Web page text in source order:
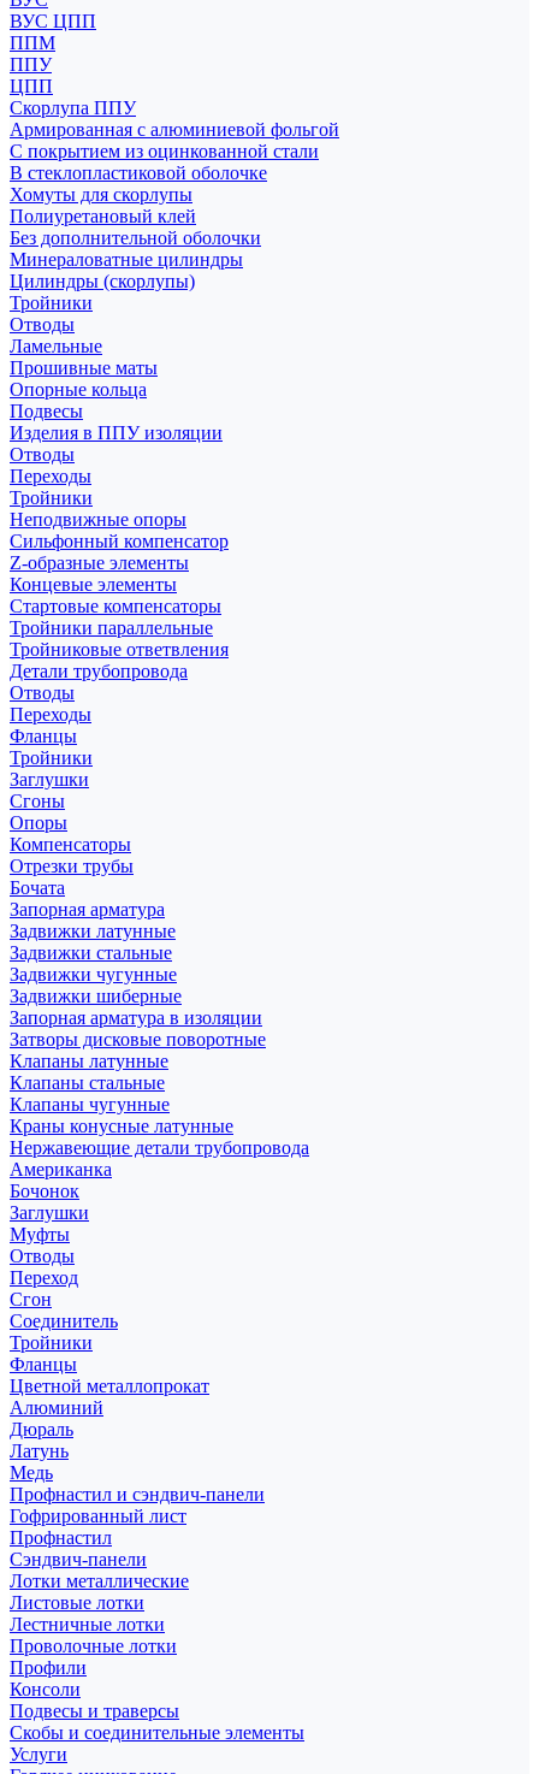
ВУС ЦПП
ППМ
ППУ
ЦПП
Скорлупа ППУ
Армированная с алюминиевой фольгой
С покрытием из оцинкованной стали
В стеклопластиковой оболочке
Хомуты для скорлупы
Полиуретановый клей
Без дополнительной оболочки
Минераловатные цилиндры
Цилиндры (скорлупы)
Тройники
Отводы
Ламельные
Прошивные маты
Опорные кольца
Подвесы
Изделия в ППУ изоляции
Отводы
Переходы
Тройники
Неподвижные опоры
Cильфонный компенсатор
Z-образные элементы
Концевые элементы
Стартовые компенсаторы
Тройники параллельные
Тройниковые ответвления
Детали трубопровода
Отводы
Переходы
Фланцы
Тройники
Заглушки
Сгоны
Опоры
Компенсаторы
Отрезки трубы
Бочата
Запорная арматура
Задвижки латунные
Задвижки стальные
Задвижки чугунные
Задвижки шиберные
Запорная арматура в изоляции
Затворы дисковые поворотные
Клапаны латунные
Клапаны стальные
Клапаны чугунные
Краны конусные латунные
Нержавеющие детали трубопровода
Американка
Бочонок
Заглушки
Муфты
Отводы
Переход
Сгон
Соединитель
Тройники
Фланцы
Цветной металлопрокат
Алюминий
Дюраль
Латунь
Медь
Профнастил и сэндвич-панели
Гофрированный лист
Профнастил
Сэндвич-панели
Лотки металлические
Листовые лотки
Лестничные лотки
Проволочные лотки
Профили
Консоли
Подвесы и траверсы
Скобы и соединительные элементы
Услуги